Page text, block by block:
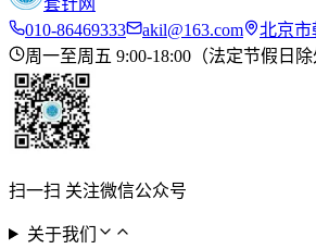
010-86469333
akil@163.com
北京市
周一至周五 9:00-18:00（法定节假日除
扫一扫 关注微信公众号
关于我们